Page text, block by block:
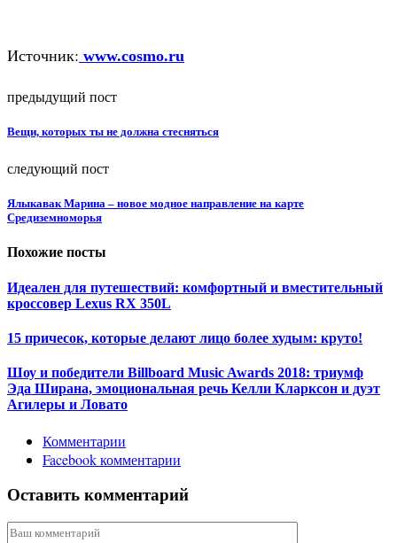
Источник: www.cosmo.ru
предыдущий пост
Вещи, которых ты не должна стесняться
следующий пост
Ялыкавак Марина – новое модное направление на карте
Средиземноморья
Похожие посты
Идеален для путешествий: комфортный и вместительный
кроссовер Lexus RX 350L
15 причесок, которые делают лицо более худым: круто!
Шоу и победители Billboard Music Awards 2018: триумф
Эда Ширана, эмоциональная речь Келли Кларксон и дуэт
Агилеры и Ловато
Комментарии
Facebook комментарии
Оставить комментарий